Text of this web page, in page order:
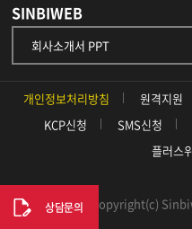
상담문의
SINBIWEB
회사소개서 PPT
개인정보처리방침 원격지원
KCP신청
SMS신청
플러스
Copyright(c)